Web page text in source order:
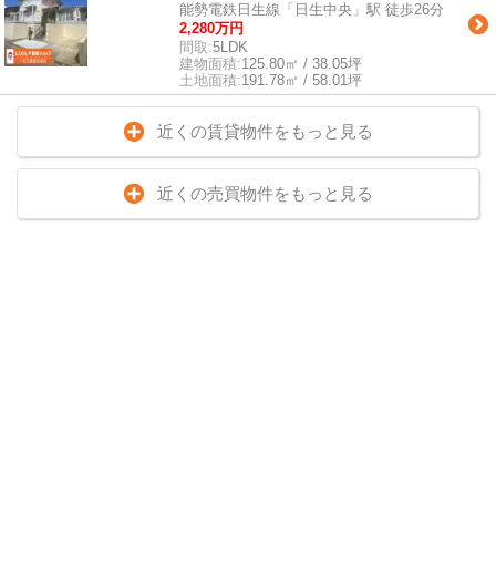
能勢電鉄日生線「日生中央」駅 徒歩26分
2,280万円
間取:5LDK
建物面積:125.80㎡ / 38.05坪
土地面積:191.78㎡ / 58.01坪
近くの賃貸物件をもっと見る
近くの売買物件をもっと見る